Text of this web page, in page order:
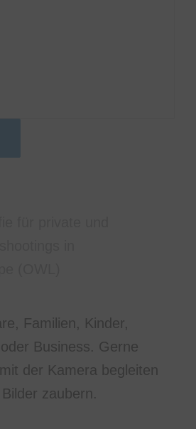
Familien, Kinder,
Business. Gerne
der Kamera begleiten
zaubern.